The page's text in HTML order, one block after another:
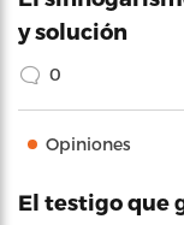
y solución
0
Opiniones
El testigo que